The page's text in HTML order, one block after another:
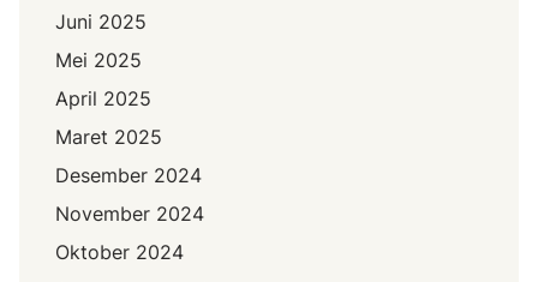
Juni 2025
Mei 2025
April 2025
Maret 2025
Desember 2024
November 2024
Oktober 2024